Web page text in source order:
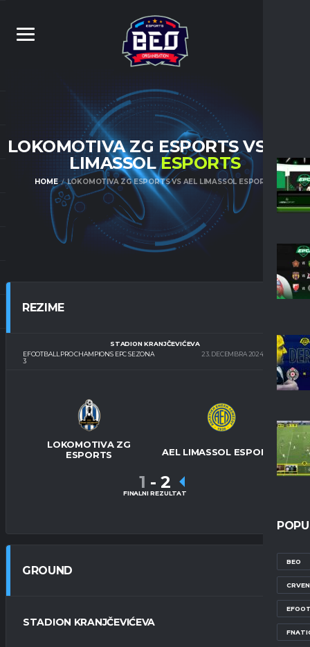
BEO
LOKOMOTIVA ZG ESPORTS VS AEL
LIMASSOLESPORTS
HOME LOKOMOTIVA ZG ESPORTS VS AEL LIMASSOL ESPORTS
REZIME
EFOOTBALL PRO CHAMPIONS EPC SEZONA
3
STADION KRANJČEVIĆEVA
23. DECEMBRA 2024.
20:00
LOKOMOTIVA ZG
ESPORTS
AEL LIMASSOL ESPORTS
1 - 2
FINALNI REZULTAT
GROUND
STADION KRANJČEVIĆEVA